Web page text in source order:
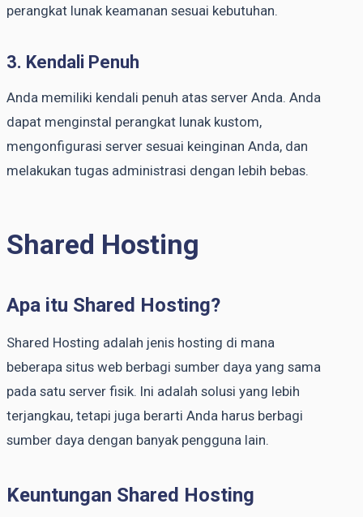
perangkat lunak keamanan sesuai kebutuhan.
3. Kendali Penuh
Anda memiliki kendali penuh atas server Anda. Anda
dapat menginstal perangkat lunak kustom,
mengonfigurasi server sesuai keinginan Anda, dan
melakukan tugas administrasi dengan lebih bebas.
Shared Hosting
Apa itu Shared Hosting?
Shared Hosting adalah jenis hosting di mana
beberapa situs web berbagi sumber daya yang sama
pada satu server fisik. Ini adalah solusi yang lebih
terjangkau, tetapi juga berarti Anda harus berbagi
sumber daya dengan banyak pengguna lain.
Keuntungan Shared Hosting